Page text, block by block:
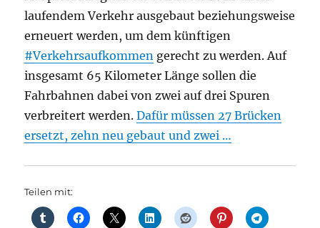
laufendem Verkehr ausgebaut beziehungsweise
erneuert werden, um dem künftigen
#Verkehrsaufkommen gerecht zu werden. Auf
insgesamt 65 Kilometer Länge sollen die
Fahrbahnen dabei von zwei auf drei Spuren
verbreitert werden.Dafür müssen 27 Brücken
ersetzt, zehn neu gebaut und zwei …
Teilen mit: